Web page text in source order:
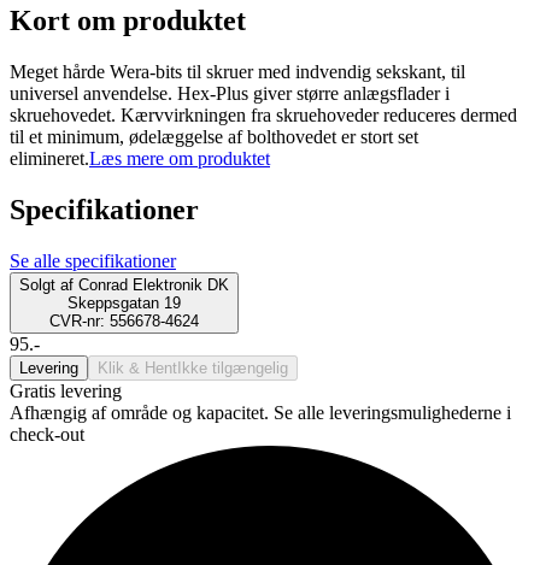
Kort om produktet
Meget hårde Wera-bits til skruer med indvendig sekskant, til
universel anvendelse. Hex-Plus giver større anlægsflader i
skruehovedet. Kærvvirkningen fra skruehoveder reduceres dermed
til et minimum, ødelæggelse af bolthovedet er stort set
elimineret.Læs mere om produktet
Specifikationer
Se alle specifikationer
Solgt af Conrad Elektronik DK
Skeppsgatan 19
CVR-nr: 556678-4624
95.-
Levering Klik & Hent Ikke tilgængelig
Gratis levering
Afhængig af område og kapacitet. Se alle leveringsmulighederne i
check-out